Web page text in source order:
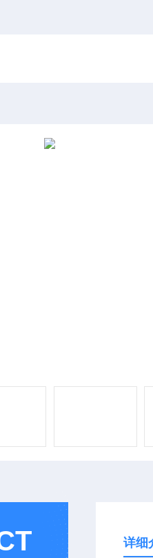
详细